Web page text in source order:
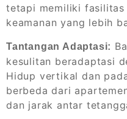
tetapi memiliki fasilitas
keamanan yang lebih
Tantangan Adaptasi:
kesulitan beradaptasi
Hidup vertikal dan
berbeda dari
dan jarak antar